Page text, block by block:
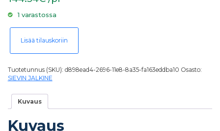
1 varastossa
TURVAJALKINE RACER ROLLER S3 KOKO 40, 44-52343-323-93M
Lisää tilauskoriin
Tuotetunnus (SKU): d898ead4-2696-11e8-8a35-fa163eddba10 Osasto:
SIEVIN JALKINE
Kuvaus
Kuvaus